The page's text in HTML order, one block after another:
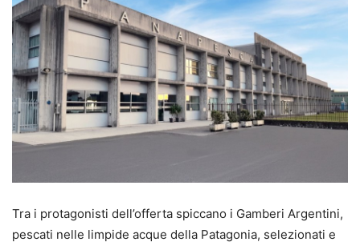
Tra i protagonisti dell’offerta spiccano i Gamberi Argentini,
pescati nelle limpide acque della Patagonia, selezionati e